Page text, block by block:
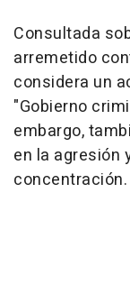
Consultada
arremetido
considera un
"Gobierno
embargo,
en la agresión
concentración.